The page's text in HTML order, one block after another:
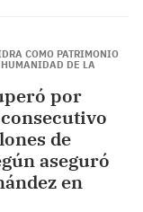
COMO PATRIMONIO
DE LA
por
de
aseguró
en